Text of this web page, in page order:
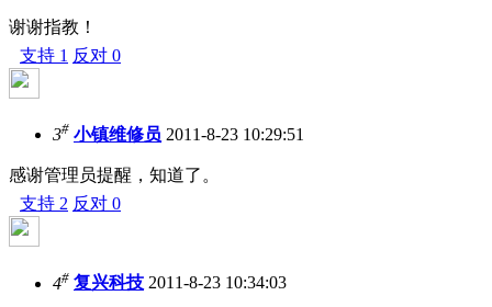
谢谢指教！
支持 1 反对 0
3# 小镇维修员 2011-8-23 10:29:51
感谢管理员提醒，知道了。
支持 2 反对 0
4# 复兴科技 2011-8-23 10:34:03